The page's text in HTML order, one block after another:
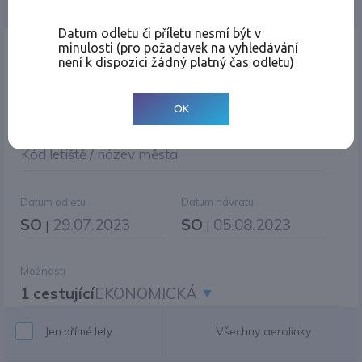
Místo odletu
Kód letiště / název města
Datum odletu
SO | 29.07.2023
Datum návratu
SO | 05.08.2023
Možnosti
1 cestujícíEKONOMICKÁ
Jen přímé lety Všechny aerolinky
Datum odletu či příletu nesmí být v
minulosti (pro požadavek na vyhledávání
není k dispozici žádný platný čas odletu)
OK